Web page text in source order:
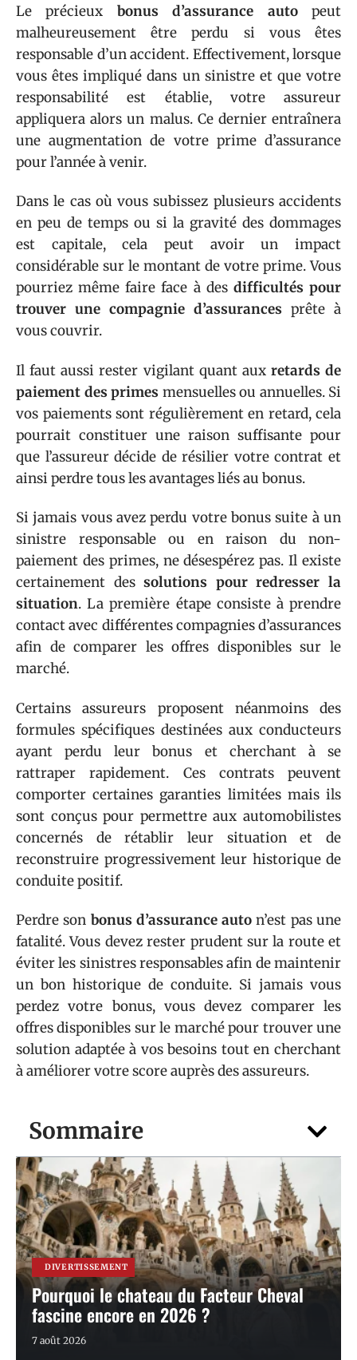
Sommaire
DIVERTISSEMENT
Pourquoi le chateau du Facteur Cheval
fascine encore en 2026 ?
7 août 2026
Le précieux bonus d’assurance autopeut
malheureusement être perdu si vous êtes
responsable d’un accident. Effectivement, lorsque
vous êtes impliqué dans un sinistre et que votre
responsabilité est établie, votre assureur
appliquera alors un malus. Ce dernier entraînera
une augmentation de votre prime d’assurance
pour l’année à venir.
Dans le cas où vous subissez plusieurs accidents
en peu de temps ou si la gravité des dommages
est capitale, cela peut avoir un impact
considérable sur le montant de votre prime. Vous
pourriez même faire face à des difficultés pour
trouver une compagnie d’assurances prête à
vous couvrir.
Il faut aussi rester vigilant quant aux retards de
paiement des primes mensuelles ou annuelles. Si
vos paiements sont régulièrement en retard, cela
pourrait constituer une raison suffisante pour
que l’assureur décide de résilier votre contrat et
ainsi perdre tous les avantages liés au bonus.
Si jamais vous avez perdu votre bonus suite à un
sinistre responsable ou en raison du non-
paiement des primes, ne désespérez pas. Il existe
certainement dessolutions pour redresser la
situation. La première étape consiste à prendre
contact avec différentes compagnies d’assurances
afin de comparer les offres disponibles sur le
marché.
Certains assureurs proposent néanmoins des
formules spécifiques destinées aux conducteurs
ayant perdu leur bonus et cherchant à se
rattraper rapidement. Ces contrats peuvent
comporter certaines garanties limitées mais ils
sont conçus pour permettre aux automobilistes
concernés de rétablir leur situation et de
reconstruire progressivement leur historique de
conduite positif.
Perdre son bonus d’assurance auto n’est pas une
fatalité. Vous devez rester prudent sur la route et
éviter les sinistres responsables afin de maintenir
un bon historique de conduite. Si jamais vous
perdez votre bonus, vous devez comparer les
offres disponibles sur le marché pour trouver une
solution adaptée à vos besoins tout en cherchant
à améliorer votre score auprès des assureurs.